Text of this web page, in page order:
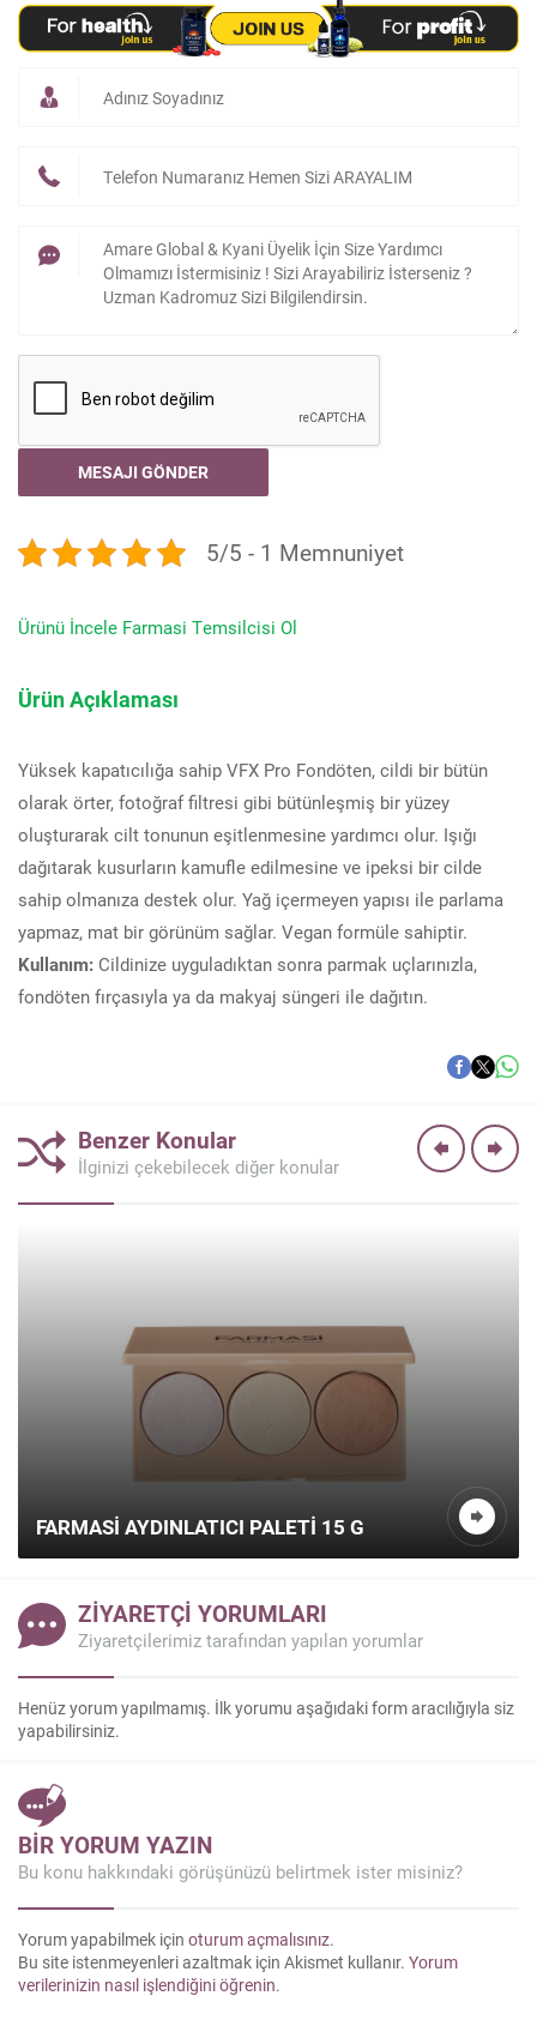
5/5 - 1 Memnuniyet
Ürünü İncele Farmasi Temsilcisi Ol
Ürün Açıklaması
Yüksek kapatıcılığa sahip VFX Pro Fondöten, cildi bir bütün
olarak örter, fotoğraf filtresi gibi bütünleşmiş bir yüzey
oluşturarak cilt tonunun eşitlenmesine yardımcı olur. Işığı
dağıtarak kusurların kamufle edilmesine ve ipeksi bir cilde
sahip olmanıza destek olur. Yağ içermeyen yapısı ile parlama
yapmaz, mat bir görünüm sağlar. Vegan formüle sahiptir.
Kullanım: Cildinize uyguladıktan sonra parmak uçlarınızla,
fondöten fırçasıyla ya da makyaj süngeri ile dağıtın.
Benzer Konular
İlginizi çekebilecek diğer konular
FARMASI AYDINLATICI PALETI 15 G
ZİYARETÇİ YORUMLARI
Ziyaretçilerimiz tarafından yapılan yorumlar
Henüz yorum yapılmamış. İlk yorumu aşağıdaki form aracılığıyla siz
yapabilirsiniz.
BİR YORUM YAZIN
Bu konu hakkındaki görüşünüzü belirtmek ister misiniz?
Yorum yapabilmek için oturum açmalısınız.
Bu site istenmeyenleri azaltmak için Akismet kullanır. Yorum
verilerinizin nasıl işlendiğini öğrenin.
Cevap Yaz